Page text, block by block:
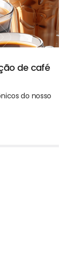
de café
do nosso